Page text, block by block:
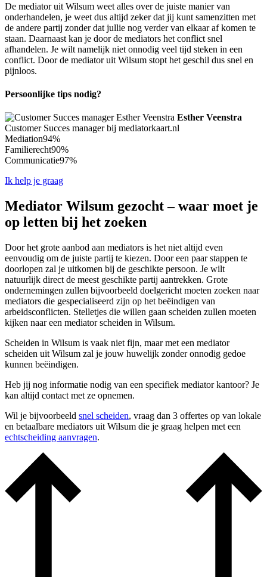
De mediator uit Wilsum weet alles over de juiste manier van
onderhandelen, je weet dus altijd zeker dat jij kunt samenzitten met
de andere partij zonder dat jullie nog verder van elkaar af komen te
staan. Daarnaast kan je door de mediators het conflict snel
afhandelen. Je wilt namelijk niet onnodig veel tijd steken in een
conflict. Door de mediator uit Wilsum stopt het geschil dus snel en
pijnloos.
Persoonlijke tips nodig?
Esther Veenstra
Customer Succes manager bij mediatorkaart.nl
Mediation94%
Familierecht90%
Communicatie97%
Ik help je graag
Mediator Wilsum gezocht – waar moet je
op letten bij het zoeken
Door het grote aanbod aan mediators is het niet altijd even
eenvoudig om de juiste partij te kiezen. Door een paar stappen te
doorlopen zal je uitkomen bij de geschikte persoon. Je wilt
natuurlijk direct de meest geschikte partij aantrekken. Grote
ondernemingen zullen bijvoorbeeld doelgericht moeten zoeken naar
mediators die gespecialiseerd zijn op het beëindigen van
arbeidsconflicten. Stelletjes die willen gaan scheiden zullen moeten
kijken naar een mediator scheiden in Wilsum.
Scheiden in Wilsum is vaak niet fijn, maar met een mediator
scheiden uit Wilsum zal je jouw huwelijk zonder onnodig gedoe
kunnen beëindigen.
Heb jij nog informatie nodig van een specifiek mediator kantoor? Je
kan altijd contact met ze opnemen.
Wil je bijvoorbeeld snel scheiden, vraag dan 3 offertes op van lokale
en betaalbare mediators uit Wilsum die je graag helpen met een
echtscheiding aanvragen.